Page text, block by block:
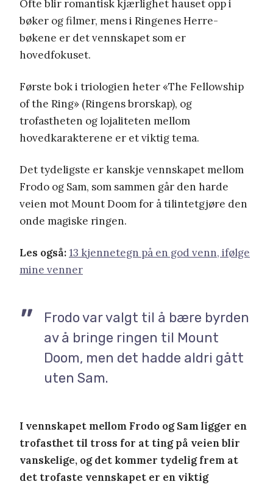
Ofte blir romantisk kjærlighet hauset opp i
bøker og filmer, mens i Ringenes Herre-
bøkene er det vennskapet som er
hovedfokuset.
Første bok i triologien heter «The Fellowship
of the Ring» (Ringens brorskap), og
trofastheten og lojaliteten mellom
hovedkarakterene er et viktig tema.
Det tydeligste er kanskje vennskapet mellom
Frodo og Sam, som sammen går den harde
veien mot Mount Doom for å tilintetgjøre den
onde magiske ringen.
Les også:13 kjennetegn på en god venn, ifølge
mine venner
Frodo var valgt til å bære byrden
av å bringe ringen til Mount
Doom, men det hadde aldri gått
uten Sam.
I vennskapet mellom Frodo og Sam ligger en
trofasthet til tross for at ting på veien blir
vanskelige, og det kommer tydelig frem at
det trofaste vennskapet er en viktig